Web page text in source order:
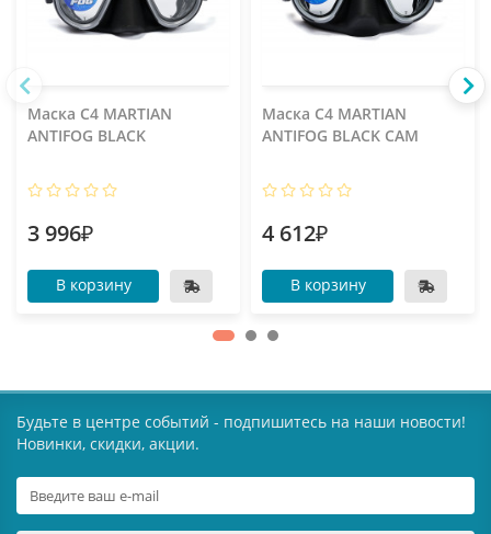
Маска C4 MARTIAN
ANTIFOG BLACK
3 996₽
В корзину
Маска C4 MARTIAN
ANTIFOG BLACK CAM
4 612₽
В корзину
Будьте в центре событий - подпишитесь на наши новости!
Новинки, скидки, акции.